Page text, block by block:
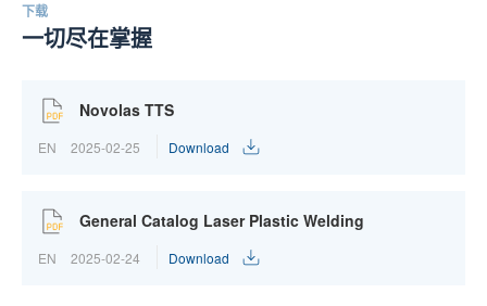
下载
一切尽在掌握
Novolas TTS
EN 2025-02-25 Download
General Catalog Laser Plastic Welding
EN 2025-02-24 Download